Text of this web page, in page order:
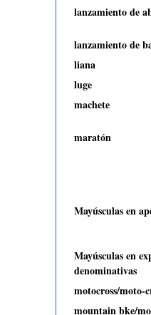
lanzamiento de
lanzamiento de
liana
luge
machete
maratón
Mayúsculas en
Mayúsculas en
denominativas
motocross/moto-
mountain bke/